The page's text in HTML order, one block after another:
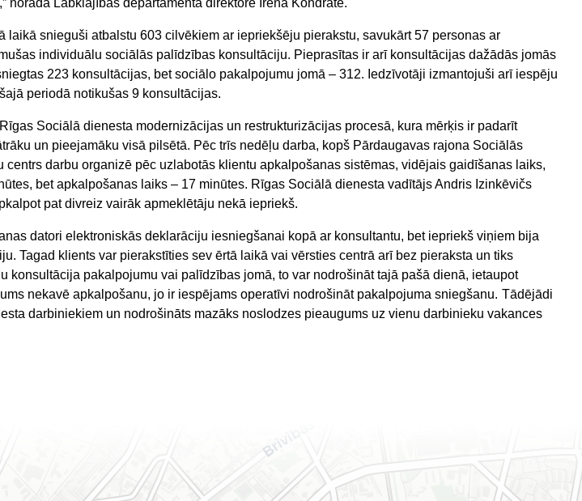
norāda Labklājības departamenta direktore Irēna Kondrāte.
laikā snieguši atbalstu 603 cilvēkiem ar iepriekšēju pierakstu, savukārt 57 personas ar
individuālu sociālās palīdzības konsultāciju. Pieprasītas ir arī konsultācijas dažādās jomās
223 konsultācijas, bet sociālo pakalpojumu jomā – 312. Iedzīvotāji izmantojuši arī iespēju
periodā notikušas 9 konsultācijas.
Sociālā dienesta modernizācijas un restrukturizācijas procesā, kura mērķis ir padarīt
un pieejamāku visā pilsētā. Pēc trīs nedēļu darba, kopš Pārdaugavas rajona Sociālās
darbu organizē pēc uzlabotās klientu apkalpošanas sistēmas, vidējais gaidīšanas laiks,
bet apkalpošanas laiks – 17 minūtes. Rīgas Sociālā dienesta vadītājs Andris Izinkēvičs
pat divreiz vairāk apmeklētāju nekā iepriekš.
datori elektroniskās deklarāciju iesniegšanai kopā ar konsultantu, bet iepriekš viņiem bija
Tagad klients var pierakstīties sev ērtā laikā vai vērsties centrā arī bez pieraksta un tiks
konsultācija pakalpojumu vai palīdzības jomā, to var nodrošināt tajā pašā dienā, ietaupot
nekavē apkalpošanu, jo ir iespējams operatīvi nodrošināt pakalpojuma sniegšanu. Tādējādi
darbiniekiem un nodrošināts mazāks noslodzes pieaugums uz vienu darbinieku vakances